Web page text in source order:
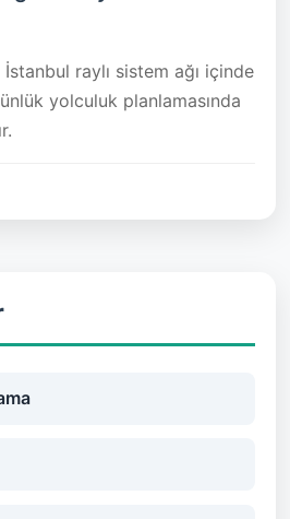
raylı sistem ağı içinde
yolculuk planlamasında